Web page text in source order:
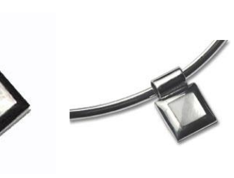
Add to
Wishlist